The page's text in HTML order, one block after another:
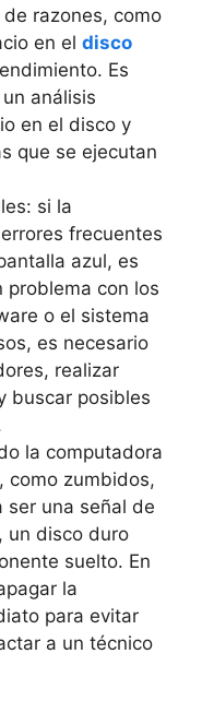
razones, como
en el disco
Es
​análisis
en el disco y
‌que se ejecutan
si la
frecuentes
⁤azul,​ es
problema con los​
o ​el sistema
es necesario
realizar
buscar posibles
la⁢ computadora
como‍ zumbidos,
ser una señal de‍
un disco⁣ duro
suelto. En
la
para evitar
a un técnico